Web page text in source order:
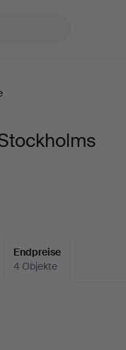
Endpreise
4 Objekte